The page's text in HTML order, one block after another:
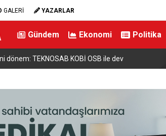
GALERİ YAZARLAR
Gündem Ekonomi Politika
Maliye Bakanı Domanski ile bir araya